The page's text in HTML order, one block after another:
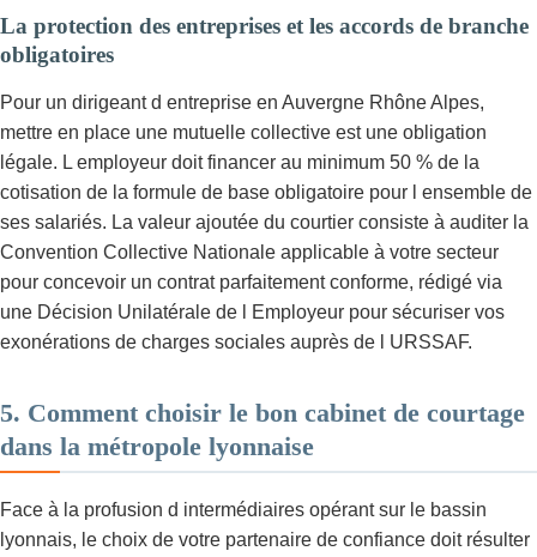
La protection des entreprises et les accords de branche
obligatoires
Pour un dirigeant d entreprise en Auvergne Rhône Alpes,
mettre en place une mutuelle collective est une obligation
légale. L employeur doit financer au minimum 50 % de la
cotisation de la formule de base obligatoire pour l ensemble de
ses salariés. La valeur ajoutée du courtier consiste à auditer la
Convention Collective Nationale applicable à votre secteur
pour concevoir un contrat parfaitement conforme, rédigé via
une Décision Unilatérale de l Employeur pour sécuriser vos
exonérations de charges sociales auprès de l URSSAF.
5. Comment choisir le bon cabinet de courtage
dans la métropole lyonnaise
Face à la profusion d intermédiaires opérant sur le bassin
lyonnais, le choix de votre partenaire de confiance doit résulter